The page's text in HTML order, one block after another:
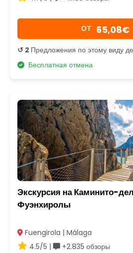
OТ 65,08€
↺ 2 Предложения по этому виду
Бесплатная отмена
Экскурсия на Каминито-
Фуэнхиролы
Fuengirola | Málaga
4.5/5 |
+2.835 обзоры